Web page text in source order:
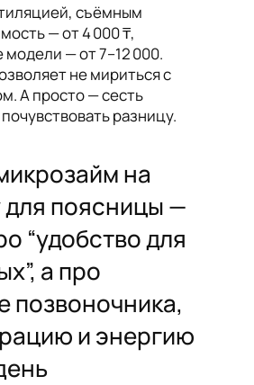
съёмным
— от 4 000 ₸,
— от 7–12 000.
не мириться с
А просто — сесть
разницу.
на
поясницы —
“удобство для
а про
позвоночника,
и энергию